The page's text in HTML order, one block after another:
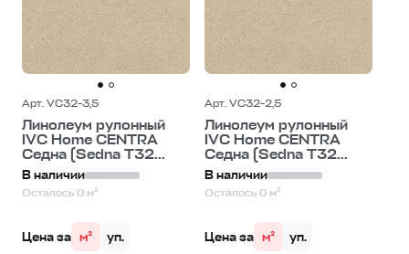
Арт. VC32-3,5
Линолеум рулонный
IVC Home CENTRA
Седна (Sedna T32...
В наличии
Осталось 0 м²
Цена за м² уп.
Арт. VC32-2,5
Линолеум рулонный
IVC Home CENTRA
Седна (Sedna T32...
В наличии
Осталось 0 м²
Цена за м² уп.